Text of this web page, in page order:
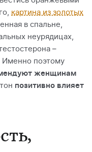
картина из золотых
в спальне,
неурядицах,
–
Именно поэтому
женщинам
позитивно влияет